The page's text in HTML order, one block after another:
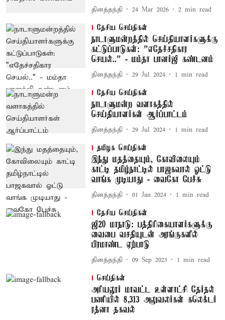
தினத்தந்தி 24 Mar 2026 2 min read
தேசிய செய்திகள்
நாடாளுமன்றத்தில் செய்தியாளர்களுக்கு
கட்டுப்பாடுகள்: "எதேச்சதிகார
செயல்.." - மம்தா பானர்ஜி கண்டனம்
தினத்தந்தி 29 Jul 2024 1 min read
தேசிய செய்திகள்
நாடாளுமன்ற வளாகத்தில்
செய்தியாளர்கள் ஆர்ப்பாட்டம்
தினத்தந்தி 29 Jul 2024 1 min read
தமிழக செய்திகள்
இந்து மதத்தையும், கோவிலையும்
காட்டி தமிழ்நாட்டில் பாஜகவால் ஓட்டு
வாங்க முடியாது - வைகோ பேச்சு
தினத்தந்தி 01 Jan 2024 1 min read
தேசிய செய்திகள்
ஜி20 மாநாடு: பத்திரிகையாளர்களுக்கு
வைபை வசதியுடன் அரங்குகளில்
பிரமாண்ட ஏற்பாடு
தினத்தந்தி 09 Sep 2023 1 min read
செய்திகள்
அரியலூர் மாவட்ட உள்ளாட்சி தேர்தல்
பணியில் 8,313 அலுவலர்கள் கலெக்டர்
ரத்னா தகவல்